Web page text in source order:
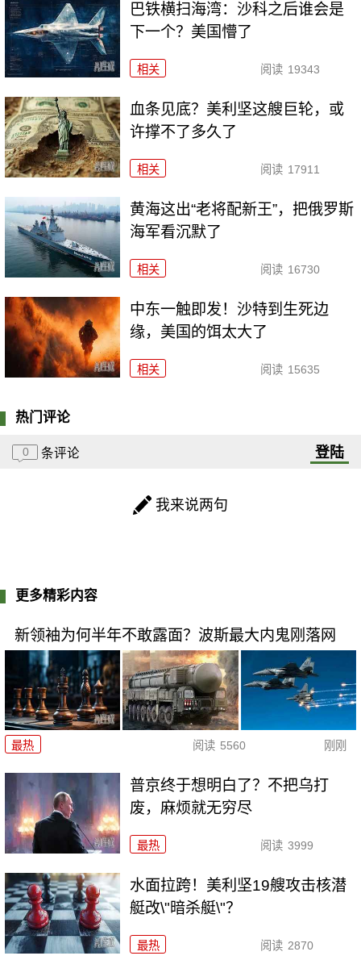
巴铁横扫海湾：沙科之后谁会是
下一个？美国懵了
相关 阅读 19343
血条见底？美利坚这艘巨轮，或
许撑不了多久了
相关 阅读 17911
黄海这出“老将配新王”，把俄罗斯
海军看沉默了
相关 阅读 16730
中东一触即发！沙特到生死边
缘，美国的饵太大了
相关 阅读 15635
热门评论
0 条评论 登陆
我来说两句
更多精彩内容
新领袖为何半年不敢露面？波斯最大内鬼刚落网
最热 阅读 5560 刚刚
普京终于想明白了？不把乌打
废，麻烦就无穷尽
最热 阅读 3999
水面拉跨！美利坚19艘攻击核潜
艇改\"暗杀艇\"？
最热 阅读 2870